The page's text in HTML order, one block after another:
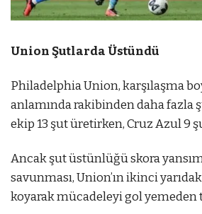
Union Şutlarda Üstündü
Philadelphia Union, karşılaşma
anlamında rakibinden daha fazla
ekip 13 şut üretirken, Cruz Azul 9
Ancak şut üstünlüğü skora
savunması, Union’ın ikinci
koyarak mücadeleyi gol yemeden